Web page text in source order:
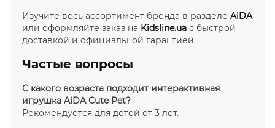
Изучите весь ассортимент бренда в разделе AiDA
или оформляйте заказ на Kidsline.ua с быстрой
доставкой и официальной гарантией.
Частые вопросы
С какого возраста подходит интерактивная
игрушка AiDA Cute Pet?
Рекомендуется для детей от 3 лет.